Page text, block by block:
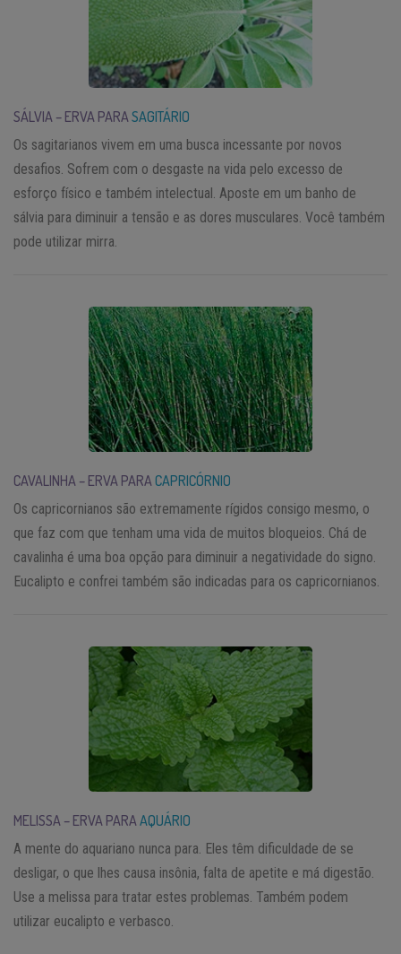
SÁLVIA – ERVA PARASAGITÁRIO
Os sagitarianos vivem em uma busca incessante por novos
desafios. Sofrem com o desgaste na vida pelo excesso de
esforço físico e também intelectual. Aposte em um banho de
sálvia para diminuir a tensão e as dores musculares. Você também
pode utilizar mirra.
CAVALINHA – ERVA PARACAPRICÓRNIO
Os capricornianos são extremamente rígidos consigo mesmo, o
que faz com que tenham uma vida de muitos bloqueios. Chá de
cavalinha é uma boa opção para diminuir a negatividade do signo.
Eucalipto e confrei também são indicadas para os capricornianos.
MELISSA – ERVA PARA AQUÁRIO
A mente do aquariano nunca para. Eles têm dificuldade de se
desligar, o que lhes causa insônia, falta de apetite e má digestão.
Use a melissa para tratar estes problemas. Também podem
utilizar eucalipto e verbasco.